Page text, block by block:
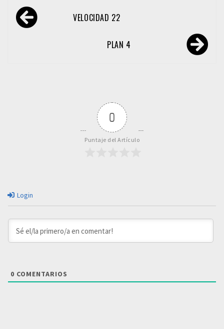
Navegación
de VELOCIDAD 22
PLAN 4
0
Puntaje del Artículo
Login
0 COMENTARIOS